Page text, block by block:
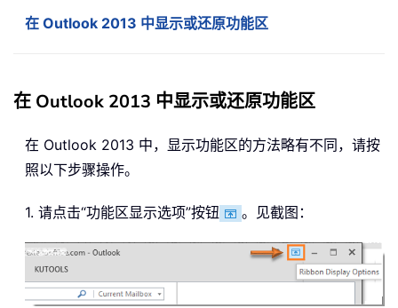
在 Outlook 2013 中显示或还原功能区
在 Outlook 2013 中显示或还原功能区
在 Outlook 2013 中，显示功能区的方法略有不同，请按
照以下步骤操作。
1. 请点击“功能区显示选项”按钮 。见截图：